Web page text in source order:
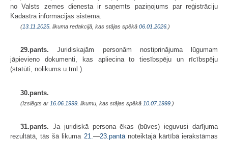
no Valsts zemes dienesta ir saņemts paziņojums par reģistrāciju
Kadastra informācijas sistēmā.
(13.11.2025 . likuma redakcijā, kas stājas spēkā 06.01.2026. )
29.pants. Juridiskajām personām nostiprinājuma lūgumam
jāpievieno dokumenti, kas apliecina to tiesībspēju un rīcībspēju
(statūti, nolikums u.tml.).
30.pants.
(Izslēgts ar 16.06.1999 . likumu, kas stājas spēkā 10.07.1999. )
31.pants. Ja juridiskā persona ēkas (būves) ieguvusi darījuma
rezultātā, tās šā likuma 21.—23.pantānoteiktajā kārtībā ierakstāmas